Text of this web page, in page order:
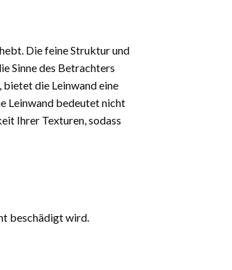
Die feine Struktur und
Sinne des Betrachters
bietet die Leinwand eine
Leinwand bedeutet nicht
Ihrer Texturen, sodass
beschädigt wird.